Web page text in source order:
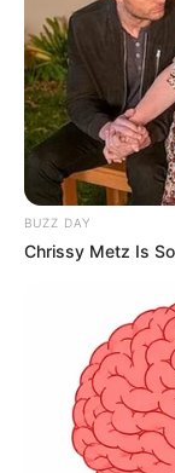
BUZZ DAY
Chrissy Metz Is